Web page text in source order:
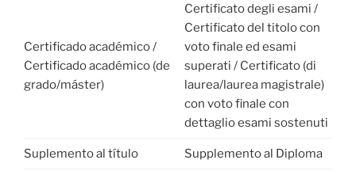
Certificado académico /
Certificado académico (de
grado/máster)
Certificato degli esami /
Certificato del titolo con
voto finale ed esami
superati / Certificato (di
laurea/laurea magistrale)
con voto finale con
dettaglio esami sostenuti
Suplemento al título Supplemento al Diploma